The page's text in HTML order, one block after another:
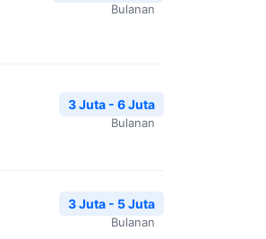
Bulanan
3 Juta - 6 Juta
Bulanan
3 Juta - 5 Juta
Bulanan